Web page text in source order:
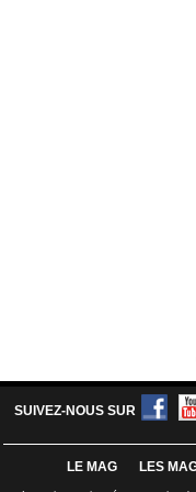
SUIVEZ-NOUS SUR
LE MAG LES